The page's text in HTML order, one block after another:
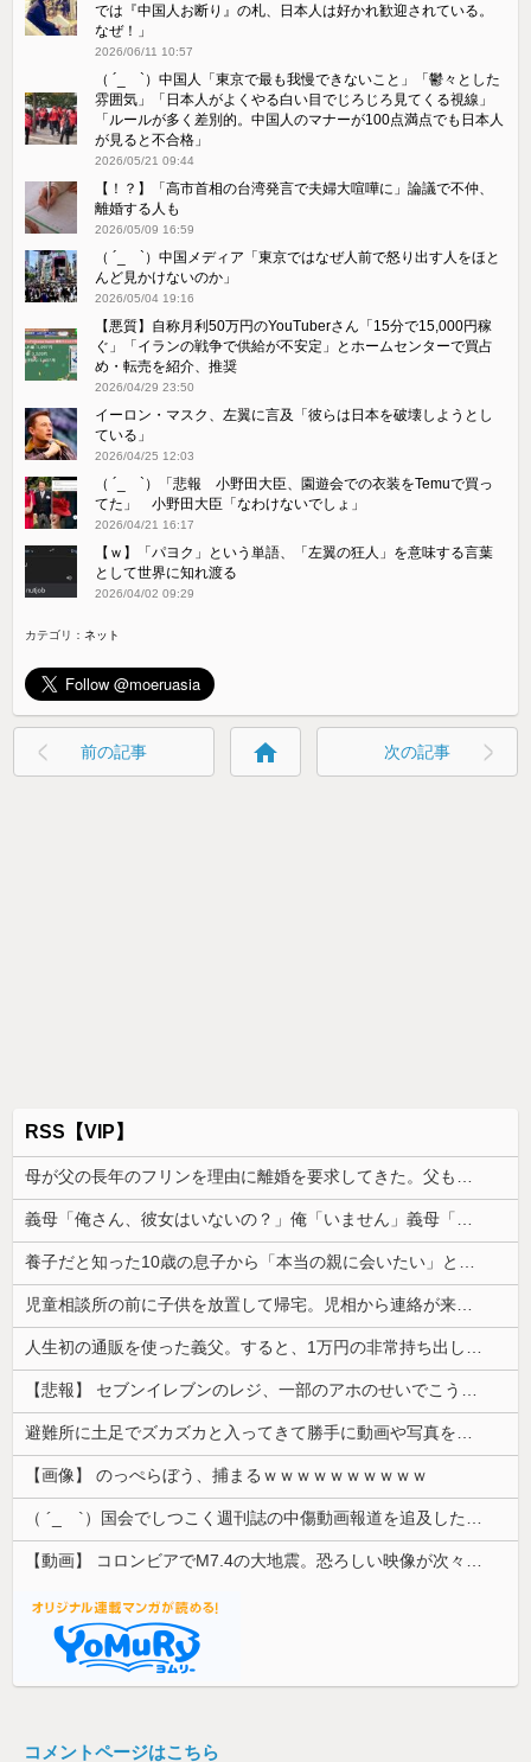
では『中国人お断り』の札、日本人は好かれ歓迎されている。
なぜ！」
2026/06/11 10:57
（ ´_ゝ`）中国人「東京で最も我慢できないこと」「鬱々とした
雰囲気」「日本人がよくやる白い目でじろじろ見てくる視線」
「ルールが多く差別的。中国人のマナーが100点満点でも日本人
が見ると不合格」
2026/05/21 09:44
【！？】「高市首相の台湾発言で夫婦大喧嘩に」論議で不仲、
離婚する人も
2026/05/09 16:59
（ ´_ゝ`）中国メディア「東京ではなぜ人前で怒り出す人をほと
んど見かけないのか」
2026/05/04 19:16
【悪質】自称月利50万円のYouTuberさん「15分で15,000円稼
ぐ」「イランの戦争で供給が不安定」とホームセンターで買占
め・転売を紹介、推奨
2026/04/29 23:50
イーロン・マスク、左翼に言及「彼らは日本を破壊しようとし
ている」
2026/04/25 12:03
（ ´_ゝ`）「悲報 小野田大臣、園遊会での衣装をTemuで買っ
てた」 小野田大臣「なわけないでしょ」
2026/04/21 16:17
【ｗ】「パヨク」という単語、「左翼の狂人」を意味する言葉
として世界に知れ渡る
2026/04/02 09:29
カテゴリ：ネット
前の記事 home 次の記事
RSS【VIP】
【画像】 のっぺらぼう、捕まるｗｗｗｗｗｗｗｗｗｗ
コメントページはこちら